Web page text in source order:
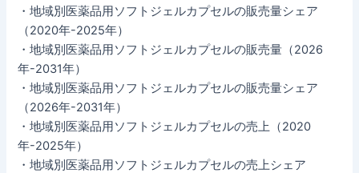
・地域別医薬品用ソフトジェルカプセルの販売量シェア
（2020年-2025年）
・地域別医薬品用ソフトジェルカプセルの販売量（2026
年-2031年）
・地域別医薬品用ソフトジェルカプセルの販売量シェア
（2026年-2031年）
・地域別医薬品用ソフトジェルカプセルの売上（2020
年-2025年）
・地域別医薬品用ソフトジェルカプセルの売上シェア